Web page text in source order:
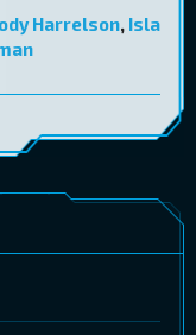
Harrelson, Isla